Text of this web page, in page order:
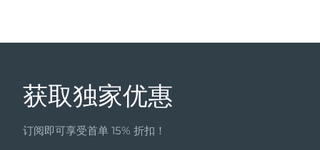
获取独家优惠
订阅即可享受首单 15% 折扣！